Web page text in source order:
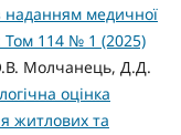
наданням медичної
Том 114 № 1 (2025)
Молчанець, Д.Д.
оцінка
житлових та